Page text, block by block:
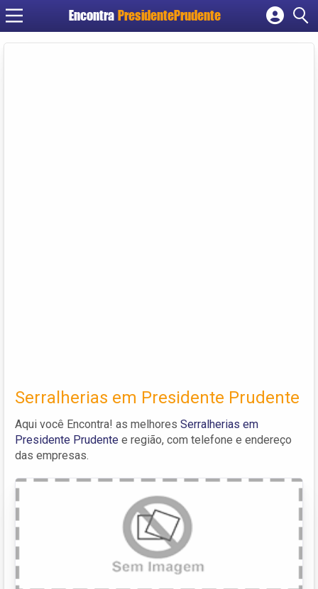
Encontra PresidentePrudente
Cadastrar empresa
Serralherias em Presidente Prudente
Aqui você Encontra! as melhores Serralherias em
Presidente Prudente e região, com telefone e endereço
das empresas.